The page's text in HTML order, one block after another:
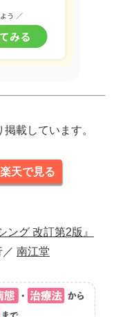
載しています。
天で見る
ング 改訂第2版』
南江堂